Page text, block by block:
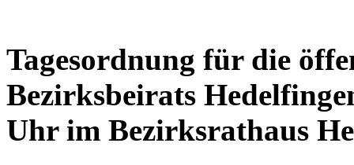
Tagesordnung für die
Bezirksbeirats
Uhr im Bezirksrathaus